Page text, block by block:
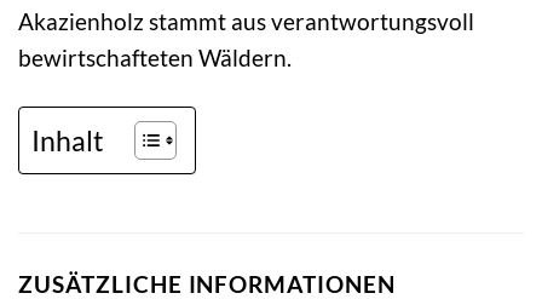
Akazienholz stammt aus verantwortungsvoll
bewirtschafteten Wäldern.
Inhalt
ZUSÄTZLICHE INFORMATIONEN